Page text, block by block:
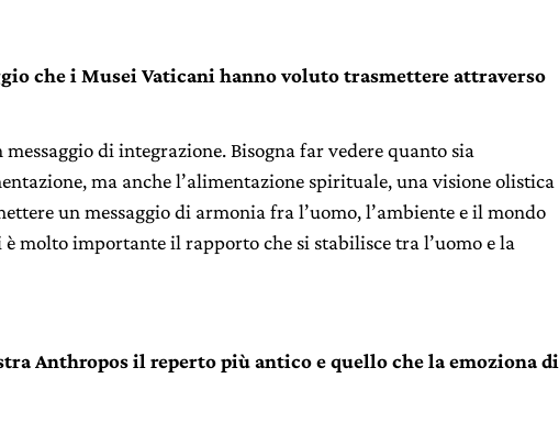
che i Musei Vaticani hanno voluto trasmettere attraverso
di integrazione. Bisogna far vedere quanto sia
ma anche l’alimentazione spirituale, una visione olistica
un messaggio di armonia fra l’uomo, l’ambiente e il mondo
molto importante il rapporto che si stabilisce tra l’uomo e la
Anthropos il reperto più antico e quello che la emoziona di